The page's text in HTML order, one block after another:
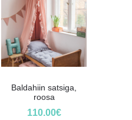
Baldahiin satsiga,
roosa
110.00€